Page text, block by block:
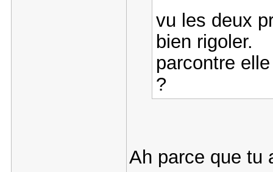
vu les deux
bien rigoler.
parcontre
?
Ah parce que tu